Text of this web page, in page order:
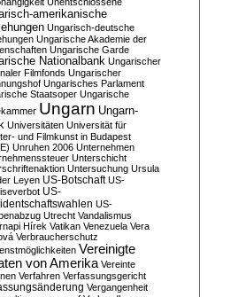
amerikanische
Ungarisch-deutsche
Ungarische Akademie der
Ungarische Garde
Nationalbank Ungarischer
Filmfonds Ungarischer
Ungarisches Parlament
Staatsoper Ungarische
Ungarn Ungarn-
Universitäten Universität für
und Filmkunst in Budapest
Unruhen 2006 Unternehmen
Unterschicht
Untersuchung Ursula
Leyen US-Botschaft US-
US-
US-
Utrecht Vandalismus
Hírek Vatikan Venezuela Vera
Verbraucherschutz
Vereinigte
von Amerika Vereinte
Verfahren Verfassungsgericht
Vergangenheit